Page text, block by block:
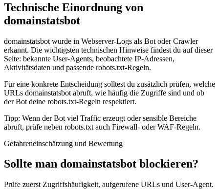
Technische Einordnung von
domainstatsbot
domainstatsbot wurde in Webserver-Logs als Bot oder Crawler
erkannt. Die wichtigsten technischen Hinweise findest du auf dieser
Seite: bekannte User-Agents, beobachtete IP-Adressen,
Aktivitätsdaten und passende robots.txt-Regeln.
Für eine konkrete Entscheidung solltest du zusätzlich prüfen, welche
URLs domainstatsbot abruft, wie häufig die Zugriffe sind und ob
der Bot deine robots.txt-Regeln respektiert.
Tipp: Wenn der Bot viel Traffic erzeugt oder sensible Bereiche
abruft, prüfe neben robots.txt auch Firewall- oder WAF-Regeln.
Gefahreneinschätzung und Bewertung
Sollte man domainstatsbot blockieren?
Prüfe zuerst Zugriffshäufigkeit, aufgerufene URLs und User-Agent.